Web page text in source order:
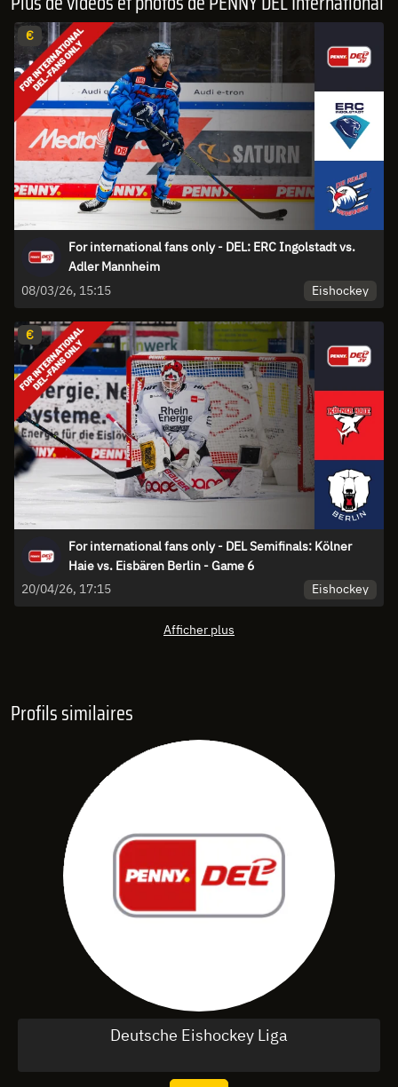
€
For international fans only - DEL: ERC Ingolstadt vs.
Adler Mannheim
08/03/26, 15:15
Eishockey
€
For international fans only - DEL Semifinals: Kölner
Haie vs. Eisbären Berlin - Game 6
20/04/26, 17:15
Eishockey
Afficher plus
Profils similaires
Deutsche Eishockey Liga